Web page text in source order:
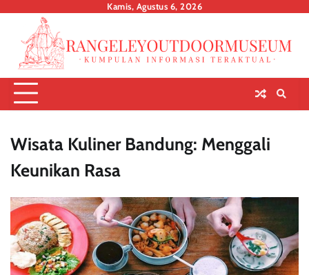
content
Kamis, Agustus 6, 2026
Wisata Kuliner Bandung: Menggali
Keunikan Rasa